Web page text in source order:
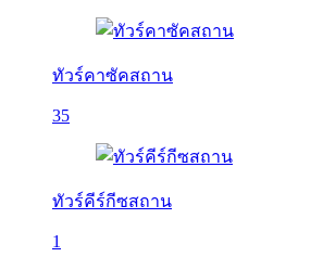
ทัวร์คาซัคสถาน
35
ทัวร์คีร์กีซสถาน
1